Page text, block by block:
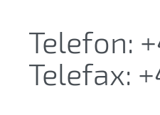
Telefon:
Telefax: